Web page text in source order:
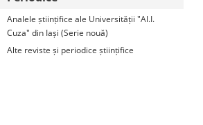
Analele științifice ale Universității "Al.I.
Cuza" din Iași (Serie nouă)
Alte reviste și periodice științifice